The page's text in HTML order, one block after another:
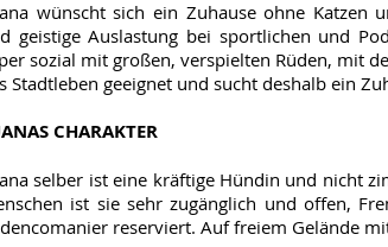
wünscht sich ein Zuhause ohne Katzen
geistige Auslastung bei sportlichen und
sozial mit großen, verspielten Rüden, mit
Stadtleben geeignet und sucht deshalb ein
CHARAKTER
selber ist eine kräftige Hündin und nicht
ist sie sehr zugänglich und offen,
reserviert. Auf freiem Gelände